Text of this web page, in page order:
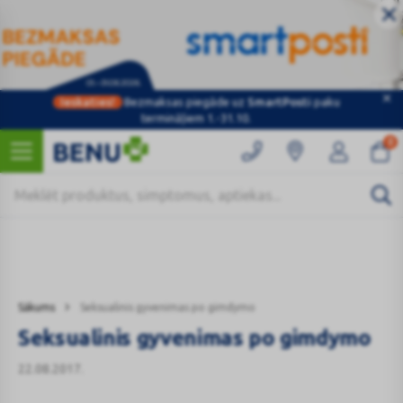
Ieskaties! Bezmaksas piegāde uz SmartPostipaku
termināļiem 1.-31.10.
0
Sākums Seksualinis gyvenimas po gimdymo
Kategorijas
Seksualinis gyvenimas po gimdymo